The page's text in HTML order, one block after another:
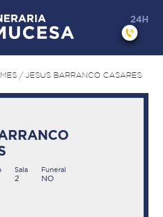
24H
/ JESUS BARRANCO CASARES
Sala
2
Funeral
NO